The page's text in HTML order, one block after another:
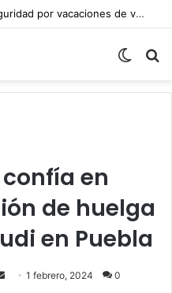
Fortalecen operativos de seguridad por vacaciones de verano en Atlixco
Switch
en
de huelga
en Puebla
Send1 febrero, 2024 0